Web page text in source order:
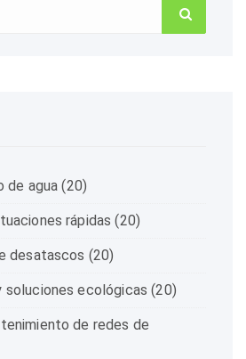
de agua (20)
rápidas (20)
desatascos (20)
soluciones ecológicas (20)
de redes de